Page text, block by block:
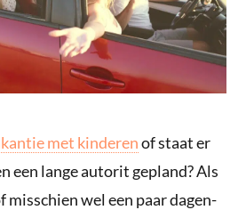
met kinderenof staat er
een lange autorit gepland? Als
misschien wel een paar dagen-